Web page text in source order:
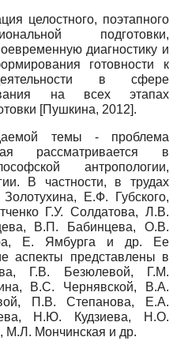
целостного, поэтапного
подготовки,
диагностику и
готовности к
в сфере
на всех этапах
[Пушкина, 2012].
темы - проблема
рассматривается в
антропологии,
В частности, в трудах
Е.Ф. Губского,
Г.У. Солдатова, Л.В.
В.П. Бабинцева, О.В.
Е. Ямбурга и др. Ее
аспекты представлены в
Г.В. Безюлевой, Г.М.
В.С. Чернявской, В.А.
П.В. Степанова, Е.А.
Н.Ю. Кудзиева, Н.О.
М.Л. Мончинская и др.